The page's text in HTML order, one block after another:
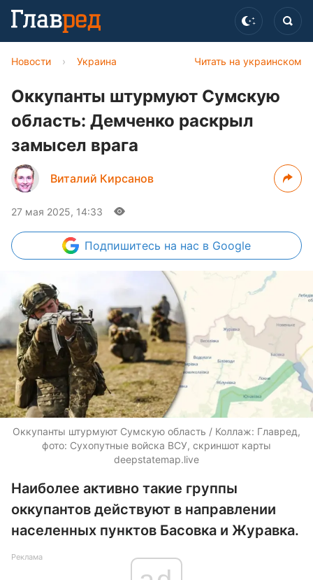
Читать на украинском
Новости › Украина
Оккупанты штурмуют Сумскую
область: Демченко раскрыл
замысел врага
Виталий Кирсанов
27 мая 2025, 14:33
Подпишитесь на нас в Google
Оккупанты штурмуют Сумскую область / Коллаж: Главред,
фото: Сухопутные войска ВСУ, скриншот карты
deepstatemap.live
Наиболее активно такие группы
оккупантов действуют в направлении
населенных пунктов Басовка и Журавка.
Реклама